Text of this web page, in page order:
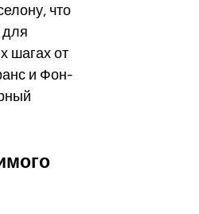
что
для
шагах от
и Фон-